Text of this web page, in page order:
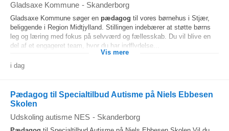
Gladsaxe Kommune - Skanderborg
Gladsaxe Kommune søger en pædagog til vores børnehus i Stjær,
beliggende i Region Midtjylland. Stillingen indebærer at støtte børns
leg og læring med fokus på selvværd og fællesskab. Du vil blive en
del af et engageret team, hvor du har indflydelse...
Vis mere
i dag
Pædagog til Specialtilbud Autisme på Niels Ebbesen
Skolen
Udskoling autisme NES - Skanderborg